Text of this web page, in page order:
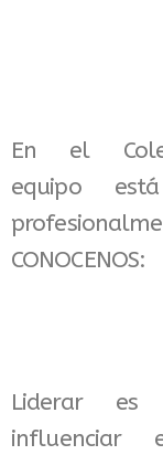
En el
equipo
CONOCENOS:
Liderar es
influenciar